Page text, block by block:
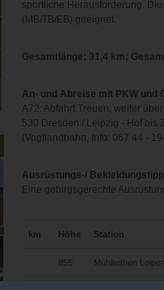
sportliche Herausforderung.
(MB/TB/EB) geeignet.
Gesamtlänge: 31,4 km;
An- und Abreise mit PKW und
A72: Abfahrt Treuen, weiter
530 Dresden / Leipzig - Hof bis
(Vogtlandbahn, Info: 067 44 -
Ausrüstungs-/
Eine gebirgsgerechte
km Höhe Station
855 Mühlleithen